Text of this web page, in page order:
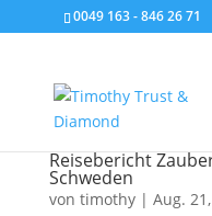
0049 163 - 846 26 71
Reisebericht
Schweden
von timothy| Aug.